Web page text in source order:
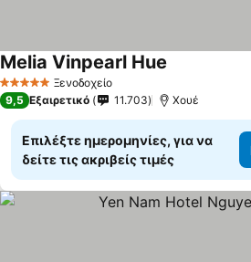
5 Αστέρια Ξενοδοχείο
Melia Vinpearl Hue
9,5 Εξαιρετικό 11.703 Χουέ
Επιλέξτε ημερομηνίες, για να
δείτε τις ακριβείς τιμές